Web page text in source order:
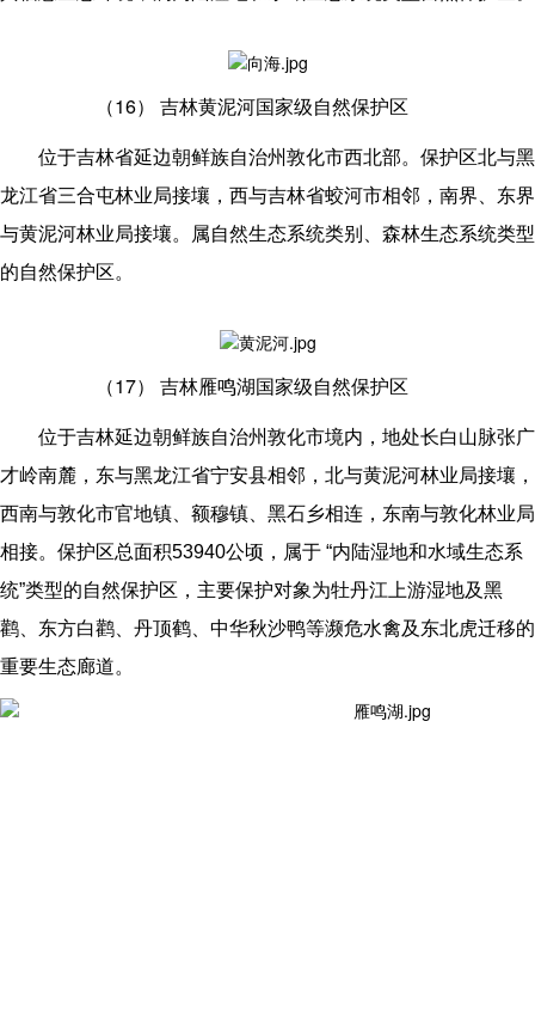
（16） 吉林黄泥河国家级自然保护区
位于吉林省延边朝鲜族自治州敦化市西北部。保护区北与黑
龙江省三合屯林业局接壤，西与吉林省蛟河市相邻，南界、东界
与黄泥河林业局接壤。属自然生态系统类别、森林生态系统类型
的自然保护区。
（17） 吉林雁鸣湖国家级自然保护区
位于吉林延边朝鲜族自治州敦化市境内，地处长白山脉张广
才岭南麓，东与黑龙江省宁安县相邻，北与黄泥河林业局接壤，
西南与敦化市官地镇、额穆镇、黑石乡相连，东南与敦化林业局
相接。保护区总面积53940公顷，属于 “内陆湿地和水域生态系
统”类型的自然保护区，主要保护对象为牡丹江上游湿地及黑
鹳、东方白鹳、丹顶鹤、中华秋沙鸭等濒危水禽及东北虎迁移的
重要生态廊道。